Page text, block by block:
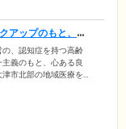
アップのもと、安
の、認知症を持つ高齢
義のもと、心ある良
市北部の地域医療を
と、人材育成にも注
ービスをご提供する